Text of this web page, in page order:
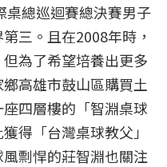
桌總巡迴賽總決賽男子
三。且在2008年時，
為了希望培養出更多
高雄市鼓山區購買土
四層樓的「智淵桌球
得「台灣桌球教父」
剽悍的莊智淵也關注